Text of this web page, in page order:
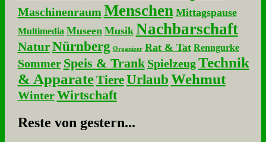
Maschinenraum Menschen Mittagspause
Multimedia Museen Musik Nachbarschaft
NaturNürnberg Organizer Rat & Tat Renngurke
Sommer Speis & Trank Spielzeug Technik
& Apparate Tiere UrlaubWehmut
Winter Wirtschaft
Re­ste von ge­stern...